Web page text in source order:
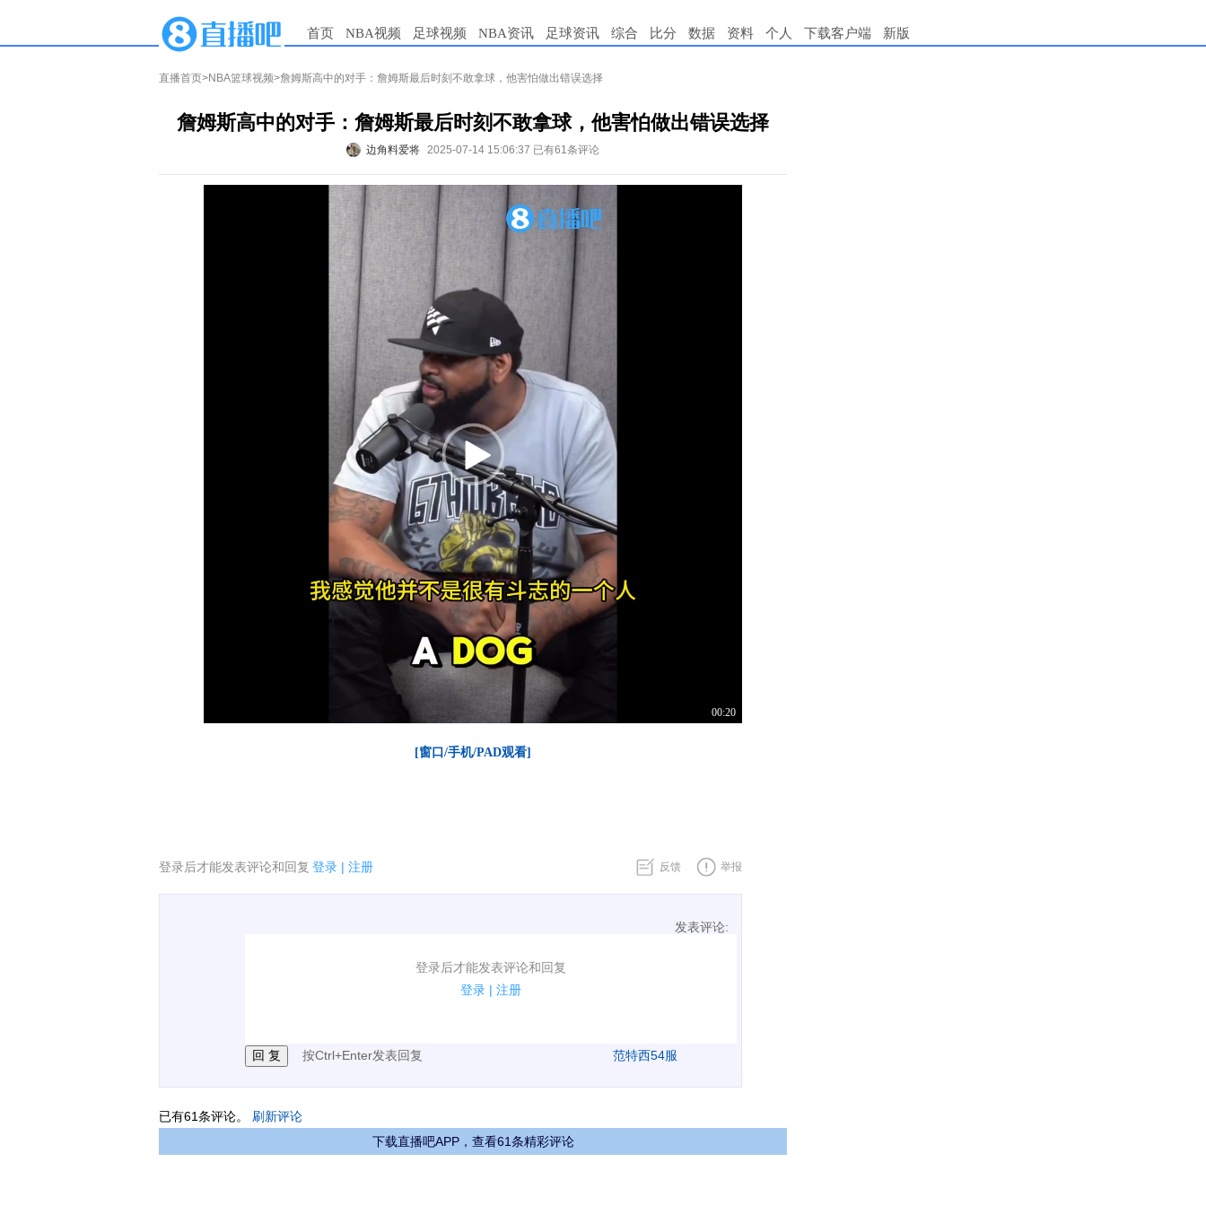
首页 NBA视频 足球视频 NBA资讯 足球资讯 综合 比分 数据 资料 个人 下载客户端 新版
直播首页>NBA篮球视频>詹姆斯高中的对手：詹姆斯最后时刻不敢拿球，他害怕做出错误选择
詹姆斯高中的对手：詹姆斯最后时刻不敢拿球，他害怕做出错误选择
边角料爱将 2025-07-14 15:06:37 已有61条评论
00:20
[窗口/手机/PAD观看]
登录后才能发表评论和回复 登录 | 注册 反馈 举报
发表评论:
登录后才能发表评论和回复
登录 | 注册
1.电脑端新用户可以发表评论了！
按Ctrl+Enter发表回复 范特西54服
已有61条评论。 刷新评论
下载直播吧APP，查看61条精彩评论